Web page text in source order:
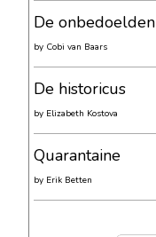
De onbedoelden
by Cobi van Baars
De historicus
by Elizabeth Kostova
Quarantaine
by Erik Betten